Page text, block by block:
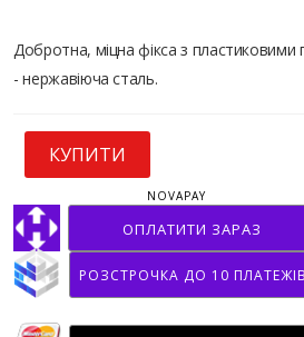
Добротна, міцна фікса з пластиковими
- нержавіюча сталь.
КУПИТИ
ОПЛАТИТИ ЗАРАЗ
NOVAPAY
РОЗСТРОЧКА ДО 10 ПЛАТЕЖІВ